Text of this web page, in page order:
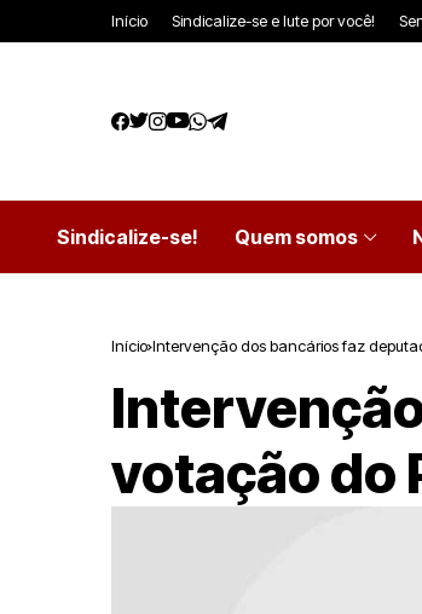
Início Sindicalize-se e lute por você!
Sindicalize-se! Quem somos
Início Intervenção dos bancários faz
votação do